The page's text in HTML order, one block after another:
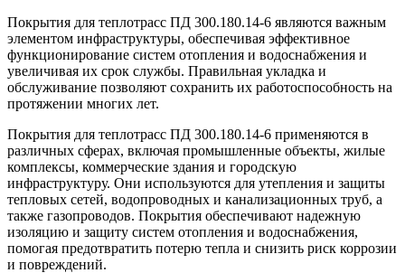
Покрытия для теплотрасс ПД 300.180.14-6 являются важным
элементом инфраструктуры, обеспечивая эффективное
функционирование систем отопления и водоснабжения и
увеличивая их срок службы. Правильная укладка и
обслуживание позволяют сохранить их работоспособность на
протяжении многих лет.
Покрытия для теплотрасс ПД 300.180.14-6 применяются в
различных сферах, включая промышленные объекты, жилые
комплексы, коммерческие здания и городскую
инфраструктуру. Они используются для утепления и защиты
тепловых сетей, водопроводных и канализационных труб, а
также газопроводов. Покрытия обеспечивают надежную
изоляцию и защиту систем отопления и водоснабжения,
помогая предотвратить потерю тепла и снизить риск коррозии
и повреждений.